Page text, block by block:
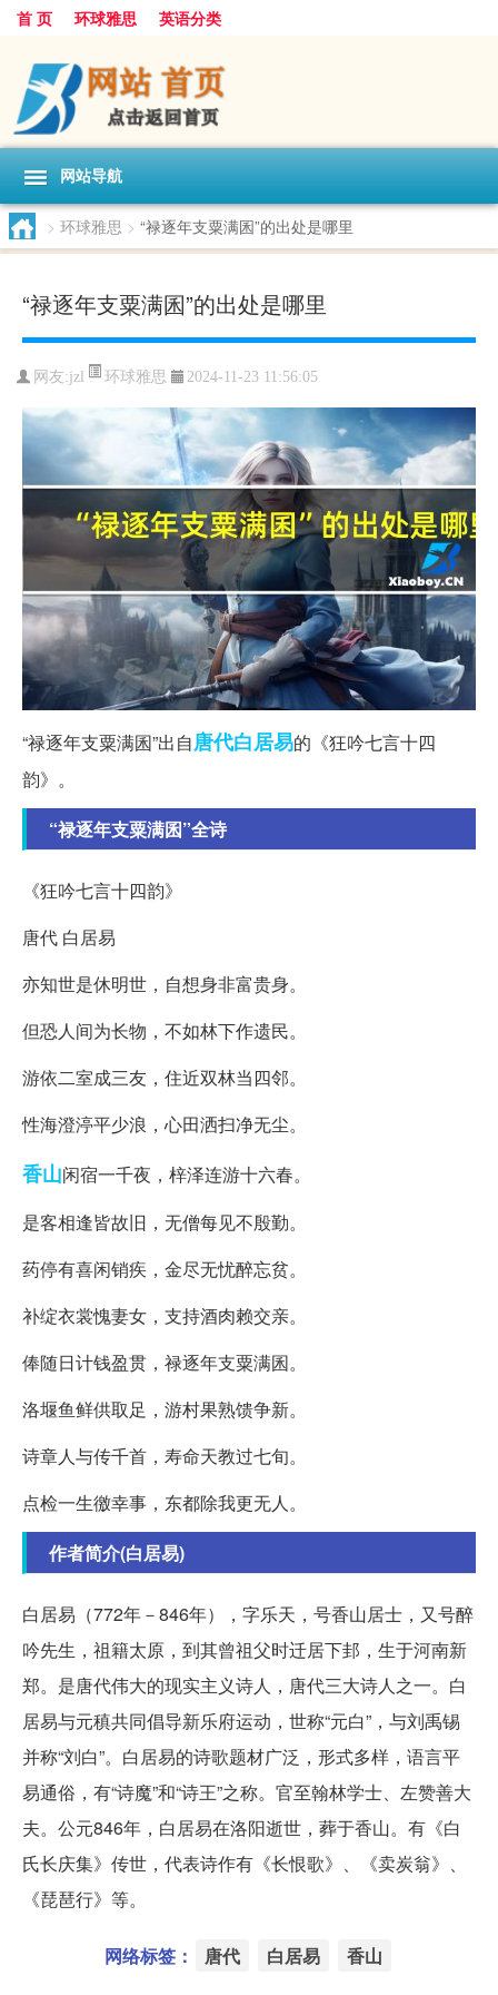
首 页 环球雅思 英语分类
网站导航
> 环球雅思 > “禄逐年支粟满囷”的出处是哪里
“禄逐年支粟满囷”的出处是哪里
网友:jzl 环球雅思 2024-11-23 11:56:05
“禄逐年支粟满囷”出自唐代白居易的《狂吟七言十四
韵》。
“禄逐年支粟满囷”全诗
《狂吟七言十四韵》
唐代 白居易
亦知世是休明世，自想身非富贵身。
但恐人间为长物，不如林下作遗民。
游依二室成三友，住近双林当四邻。
性海澄渟平少浪，心田洒扫净无尘。
香山闲宿一千夜，梓泽连游十六春。
是客相逢皆故旧，无僧每见不殷勤。
药停有喜闲销疾，金尽无忧醉忘贫。
补绽衣裳愧妻女，支持酒肉赖交亲。
俸随日计钱盈贯，禄逐年支粟满囷。
洛堰鱼鲜供取足，游村果熟馈争新。
诗章人与传千首，寿命天教过七旬。
点检一生徼幸事，东都除我更无人。
作者简介(白居易)
白居易（772年－846年），字乐天，号香山居士，又号醉
吟先生，祖籍太原，到其曾祖父时迁居下邽，生于河南新
郑。是唐代伟大的现实主义诗人，唐代三大诗人之一。白
居易与元稹共同倡导新乐府运动，世称“元白”，与刘禹锡
并称“刘白”。白居易的诗歌题材广泛，形式多样，语言平
易通俗，有“诗魔”和“诗王”之称。官至翰林学士、左赞善大
夫。公元846年，白居易在洛阳逝世，葬于香山。有《白
氏长庆集》传世，代表诗作有《长恨歌》、《卖炭翁》、
《琵琶行》等。
网络标签： 唐代 白居易 香山